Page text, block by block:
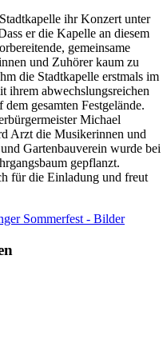
ihr Konzert unter
er die Kapelle an diesem
gemeinsame
und Zuhörer kaum zu
die Stadtkapelle erstmals im
ihrem abwechslungsreichen
gesamten Festgelände.
Michael
Arzt die Musikerinnen und
Gartenbauverein wurde bei
gepflanzt.
für die Einladung und freut
Sommerfest - Bilder